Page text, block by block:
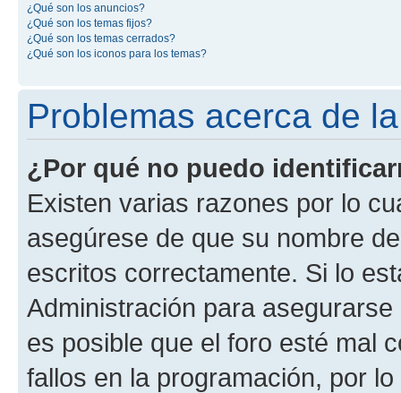
¿Qué son los anuncios?
¿Qué son los temas fijos?
¿Qué son los temas cerrados?
¿Qué son los iconos para los temas?
Problemas acerca de
¿Por qué no puedo
Existen varias razones por lo
asegúrese de que su nombre
escritos correctamente. Si lo
Administración para
es posible que el foro esté mal
fallos en la programación, por